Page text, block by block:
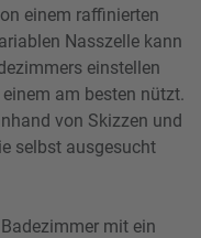
einem raffinierten
Nasszelle kann
einstellen
am besten nützt.
von Skizzen und
selbst ausgesucht
mit ein